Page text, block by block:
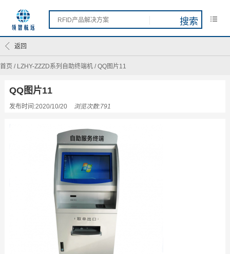
首页 / LZHY-ZZZD系列自助终端机 /QQ图片11
返回
QQ图片11
发布时间:2020/10/20 浏览次数:791